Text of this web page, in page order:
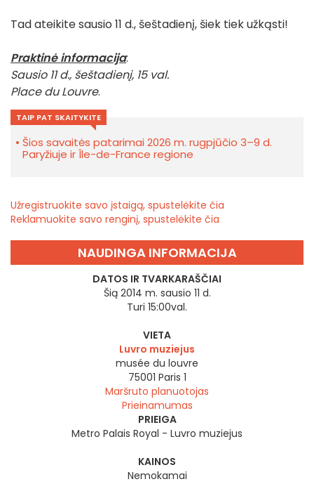
Tad ateikite sausio 11 d., šeštadienį, šiek tiek užkąsti!
Praktinė informacija:
Sausio 11 d., šeštadienį, 15 val.
Place du Louvre.
TAIP PAT SKAITYKITE
Šios savaitės patarimai 2026 m. rugpjūčio 3–9 d.
Paryžiuje ir Île-de-France regione
Užregistruokite savo įstaigą, spustelėkite čia
Reklamuokite savo renginį, spustelėkite čia
NAUDINGA INFORMACIJA
DATOS IR TVARKARAŠČIAI
Šią 2014 m. sausio 11 d.
Turi 15:00val.
VIETA
Luvro muziejus
musée du louvre
75001 Paris 1
Maršruto planuotojas
Prieinamumas
PRIEIGA
Metro Palais Royal - Luvro muziejus
KAINOS
Nemokamai